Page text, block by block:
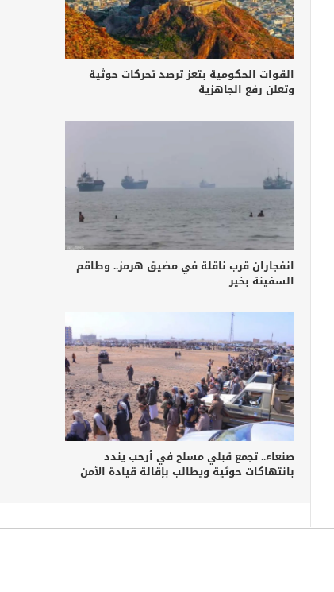
القوات الحكومية بتعز ترصد تحركات حوثية
وتعلن رفع الجاهزية
انفجاران قرب ناقلة في مضيق هرمز.. وطاقم
السفينة بخير
صنعاء.. تجمع قبلي مسلح في أرحب يندد
بانتهاكات حوثية ويطالب بإقالة قيادة الأمن